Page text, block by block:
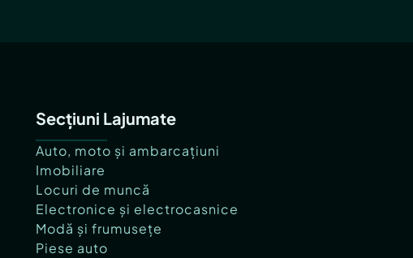
Secțiuni Lajumate
Auto, moto și ambarcațiuni
Imobiliare
Locuri de muncă
Electronice și electrocasnice
Modă și frumusețe
Piese auto